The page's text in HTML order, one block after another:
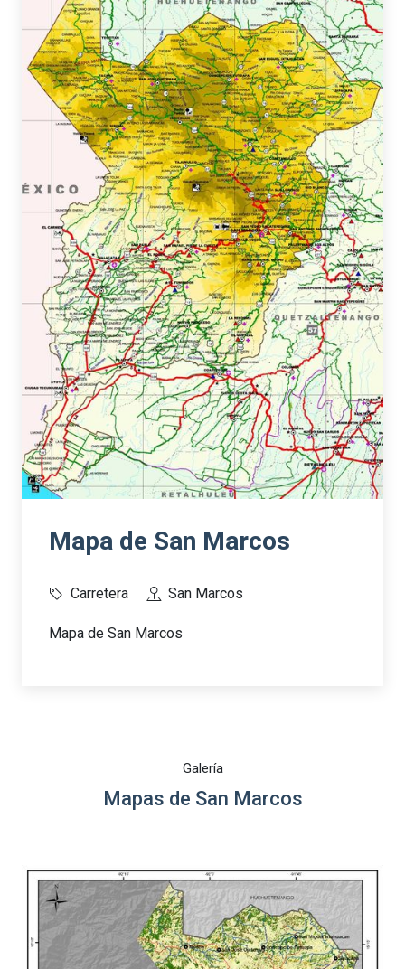
Mapa de San Marcos
Carretera San Marcos
Mapa de San Marcos
Galería
Mapas de San Marcos